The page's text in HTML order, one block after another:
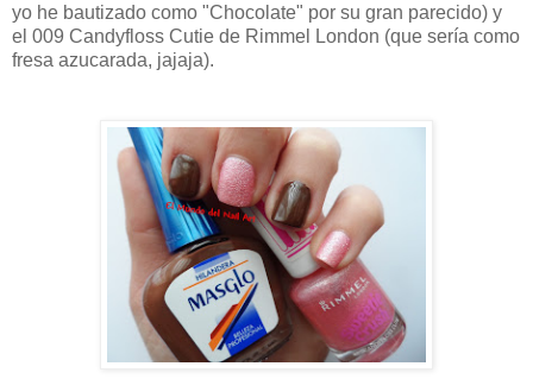
yo he bautizado como "Chocolate" por su gran parecido) y
el 009 Candyfloss Cutie de Rimmel London (que sería como
fresa azucarada, jajaja).